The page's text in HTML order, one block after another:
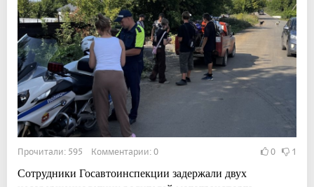
Прочитали: 595 Комментарии: 0 0 1
Сотрудники Госавтоинспекции задержали двух